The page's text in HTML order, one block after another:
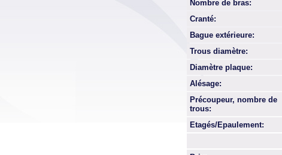
Nombre de bras:
Cranté:
Bague extérieure:
Trous diamètre:
Diamètre plaque:
Alésage:
Précoupeur, nombre de
trous:
Etagés/Epaulement: